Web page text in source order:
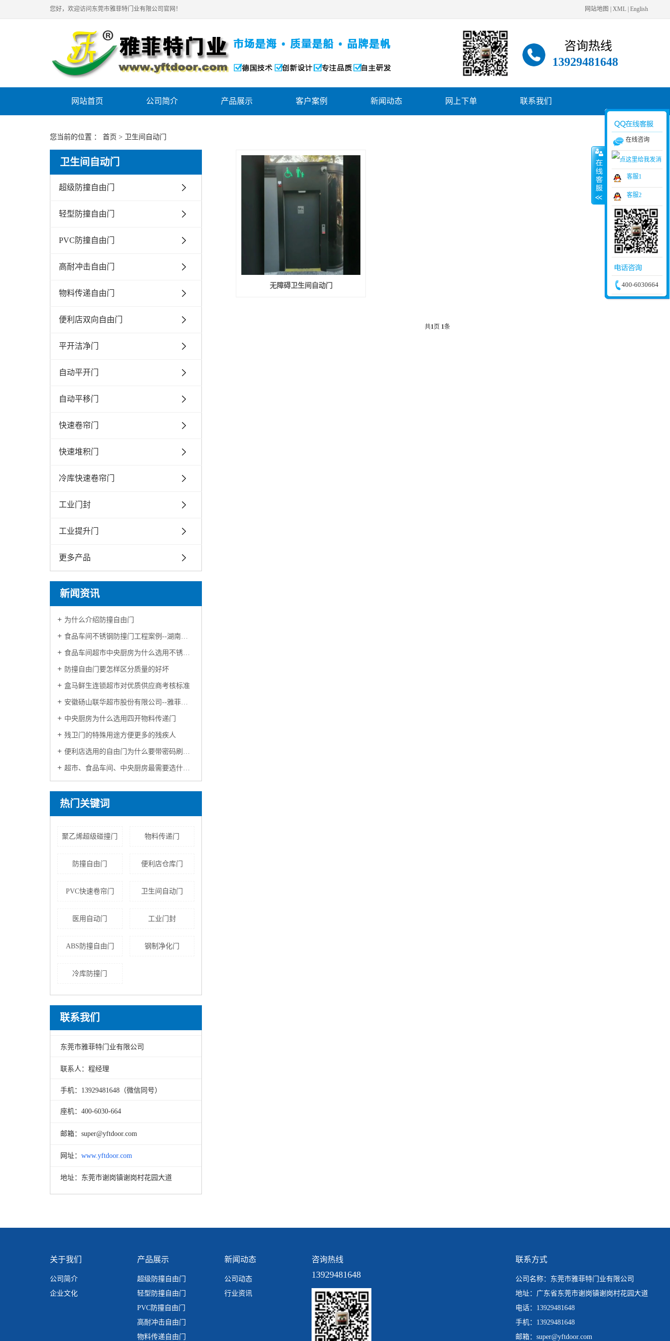
您好，欢迎访问东莞市雅菲特门业有限公司官网！ 网站地图 XML English
咨询热线
13929481648
网站首页 公司简介 产品展示
PVC防撞自由门
自动平移门
客户案例
公司荣誉
工厂环境
新闻动态 网上下单 联系我们
您当前的位置 ： 首页 > 卫生间自动门
卫生间自动门
超级防撞自由门
轻型防撞自由门
PVC防撞自由门
高耐冲击自由门
物料传递自由门
便利店双向自由门
平开洁净门
自动平开门
自动平移门
快速卷帘门
快速堆积门
冷库快速卷帘门
工业门封
工业提升门
更多产品
新闻资讯
为什么介绍防撞自由门
食品车间不锈钢防撞门工程案例--湖南金萝莎食品
食品车间超市中央厨房为什么选用不锈钢防撞自由门
防撞自由门要怎样区分质量的好坏
盒马鲜生连锁超市对优质供应商考核标准
安徽砀山联华超市股份有限公司--雅菲特合作案例
中央厨房为什么选用四开物料传递门
残卫门的特殊用途方便更多的残疾人
便利店选用的自由门为什么要带密码刷卡设计
超市、食品车间、中央厨房最需要选什么门，我来为大家揭晓
热门关键词
聚乙烯超级碰撞门 物料传递门
防撞自由门 便利店仓库门
PVC快速卷帘门 卫生间自动门
医用自动门 工业门封
ABS防撞自由门 钢制净化门
冷库防撞门
联系我们
东莞市雅菲特门业有限公司
联系人：程经理
手机：13929481648（微信同号）
座机： 400-6030-664
邮箱： super@yftdoor.com
网址： www.yftdoor.com
地址： 东莞市谢岗镇谢岗村花园大道
无障碍卫生间自动门
共1页 1条
关于我们
公司简介
企业文化
产品展示
超级防撞自由门
轻型防撞自由门
PVC防撞自由门
高耐冲击自由门
物料传递自由门
新闻动态
公司动态
行业资讯
咨询热线
13929481648
联系方式
公司名称：东莞市雅菲特门业有限公司
地址：广东省东莞市谢岗镇谢岗村花园大道
电话：13929481648
手机：13929481648
邮箱：super@yftdoor.com
在线咨询
客服1
客服2
400-6030664